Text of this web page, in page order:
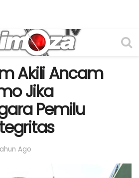
Akili Ancam
Jika
Pemilu
Ago